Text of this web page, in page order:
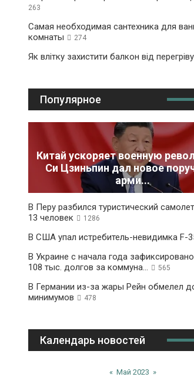
263
Самая необходимая сантехника для
комнаты
274
Як влітку захистити балкон від перегріву
Популярное
Китай ускоряет военную
Си Цзиньпин дал новое
арми...
В Перу разбился туристический
13 человек
1286
В США упал истребитель-невидимка F-
В Украине с начала года
108 тыс. долгов за коммуна...
565
В Германии из-за жары Рейн обмелел
минимумов
478
Календарь новостей
« Май 2023 »